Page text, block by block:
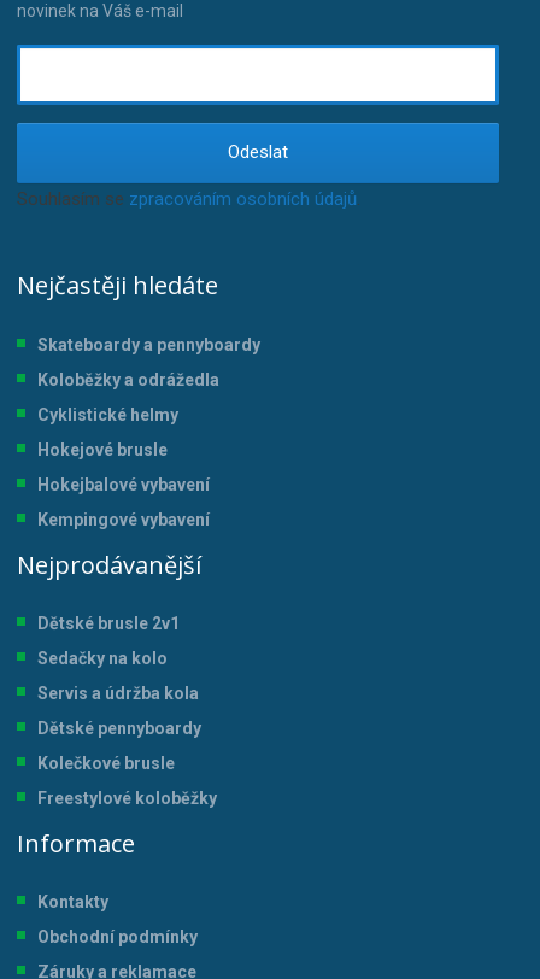
novinek na Váš e-mail
Odeslat
Souhlasím se zpracováním osobních údajů.
Nejčastěji hledáte
Skateboardy a pennyboardy
Koloběžky a odrážedla
Cyklistické helmy
Hokejové brusle
Hokejbalové vybavení
Kempingové vybavení
Nejprodávanější
Dětské brusle 2v1
Sedačky na kolo
Servis a údržba kola
Dětské pennyboardy
Kolečkové brusle
Freestylové koloběžky
Informace
Kontakty
Obchodní podmínky
Záruky a reklamace